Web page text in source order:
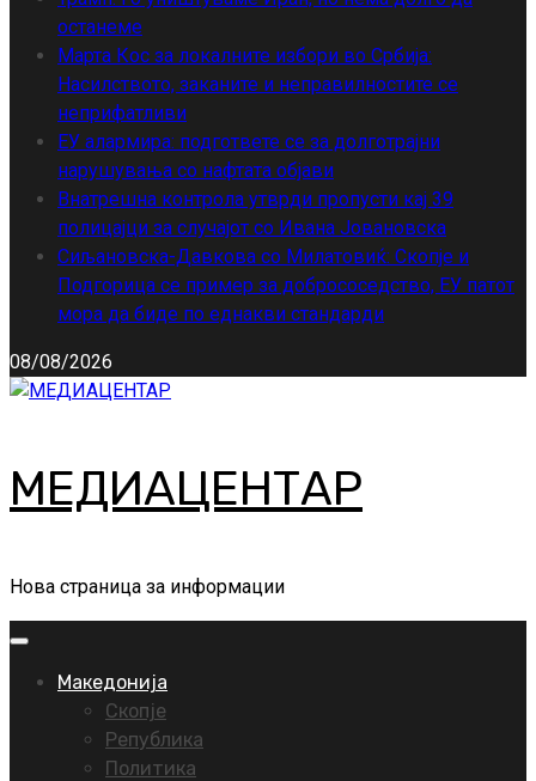
останеме
Марта Кос за локалните избори во Србија:
Насилството, заканите и неправилностите се
неприфатливи
ЕУ алармира: подгответе се за долготрајни
нарушувања со нафтата објави
Внатрешна контрола утврди пропусти кај 39
полицајци за случајот со Ивана Јовановска
Сиљановска-Давкова со Милатовиќ: Скопје и
Подгорица се пример за добрососедство, ЕУ патот
мора да биде по еднакви стандарди
08/08/2026
МЕДИАЦЕНТАР
Нова страница за информации
Primary
Македонија
Скопје
Република
Политика